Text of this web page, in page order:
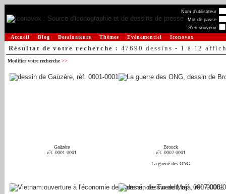
Nom d'utilisateur
Mot de passe
S'en souvenir
Accueil Blog Dessinateurs Thèmes Evénementiel Iconovox
Résultat de votre recherche : 47690 dessins - 1 à 12
Modifier votre recherche >>
Gaüzère
réf. 0001-0001
Brouck
réf. 0002-0001
La guerre des ONG